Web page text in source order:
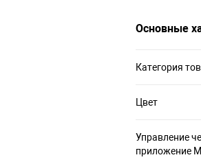
Основные
Категория
Цвет
Управление
приложение